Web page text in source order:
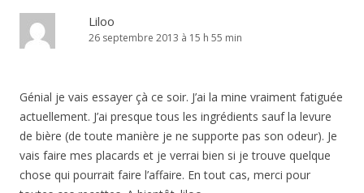
Liloo
26 septembre 2013 à 15 h 55 min
Génial je vais essayer çà ce soir. J’ai la mine vraiment fatiguée
actuellement. J’ai presque tous les ingrédients sauf la levure
de bière (de toute manière je ne supporte pas son odeur). Je
vais faire mes placards et je verrai bien si je trouve quelque
chose qui pourrait faire l’affaire. En tout cas, merci pour